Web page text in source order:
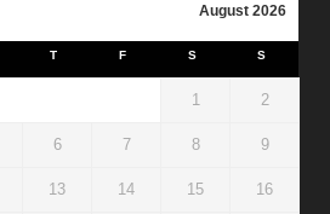
August 2026
T F S S
1 2
6 7 8 9
13 14 15 16